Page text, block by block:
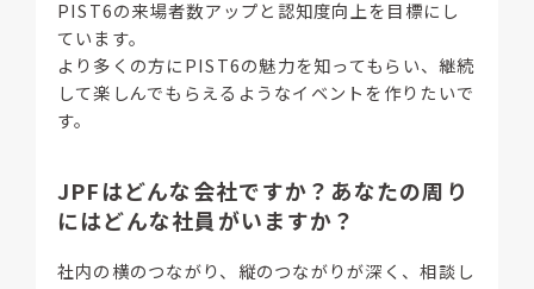
PIST6の来場者数アップと認知度向上を目標にし
ています。
より多くの方にPIST6の魅力を知ってもらい、継続
して楽しんでもらえるようなイベントを作りたいで
す。
JPFはどんな会社ですか？あなたの周り
にはどんな社員がいますか？
社内の横のつながり、縦のつながりが深く、相談し